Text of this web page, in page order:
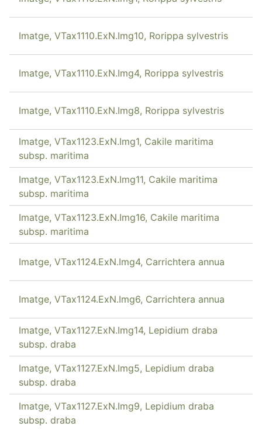
Imatge, VTax1110.ExN.Img10, Rorippa sylvestris
Imatge, VTax1110.ExN.Img4, Rorippa sylvestris
Imatge, VTax1110.ExN.Img8, Rorippa sylvestris
Imatge, VTax1123.ExN.Img1, Cakile maritima
subsp. maritima
Imatge, VTax1123.ExN.Img11, Cakile maritima
subsp. maritima
Imatge, VTax1123.ExN.Img16, Cakile maritima
subsp. maritima
Imatge, VTax1124.ExN.Img4, Carrichtera annua
Imatge, VTax1124.ExN.Img6, Carrichtera annua
Imatge, VTax1127.ExN.Img14, Lepidium draba
subsp. draba
Imatge, VTax1127.ExN.Img5, Lepidium draba
subsp. draba
Imatge, VTax1127.ExN.Img9, Lepidium draba
subsp. draba